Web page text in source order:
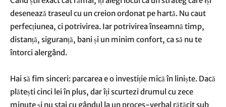
desenează traseul cu un creion ordonat pe hartă. Nu caut
perfecțiunea, ci potrivirea. Iar potrivirea înseamnă timp,
distanță, siguranță, bani și un minim confort, ca să nu te
întorci alergând.
Hai să fim sinceri: parcarea e o investiție mică în liniște. Dacă
plătești cinci lei în plus, dar îți scurtezi drumul cu zece
minute și nu stai cu gândul la un proces-verbal rătăcit sub